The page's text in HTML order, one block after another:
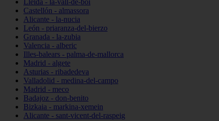
Lleida - la-vall-de-boí
Castellón - almassora
Alicante - la-nucia
León - priaranza-del-bierzo
Granada - la-zubia
Valencia - alberic
Illes-balears - palma-de-mallorca
Madrid - algete
Asturias - ribadedeva
Valladolid - medina-del-campo
Madrid - meco
Badajoz - don-benito
Bizkaia - markina-xemein
Alicante - sant-vicent-del-raspeig